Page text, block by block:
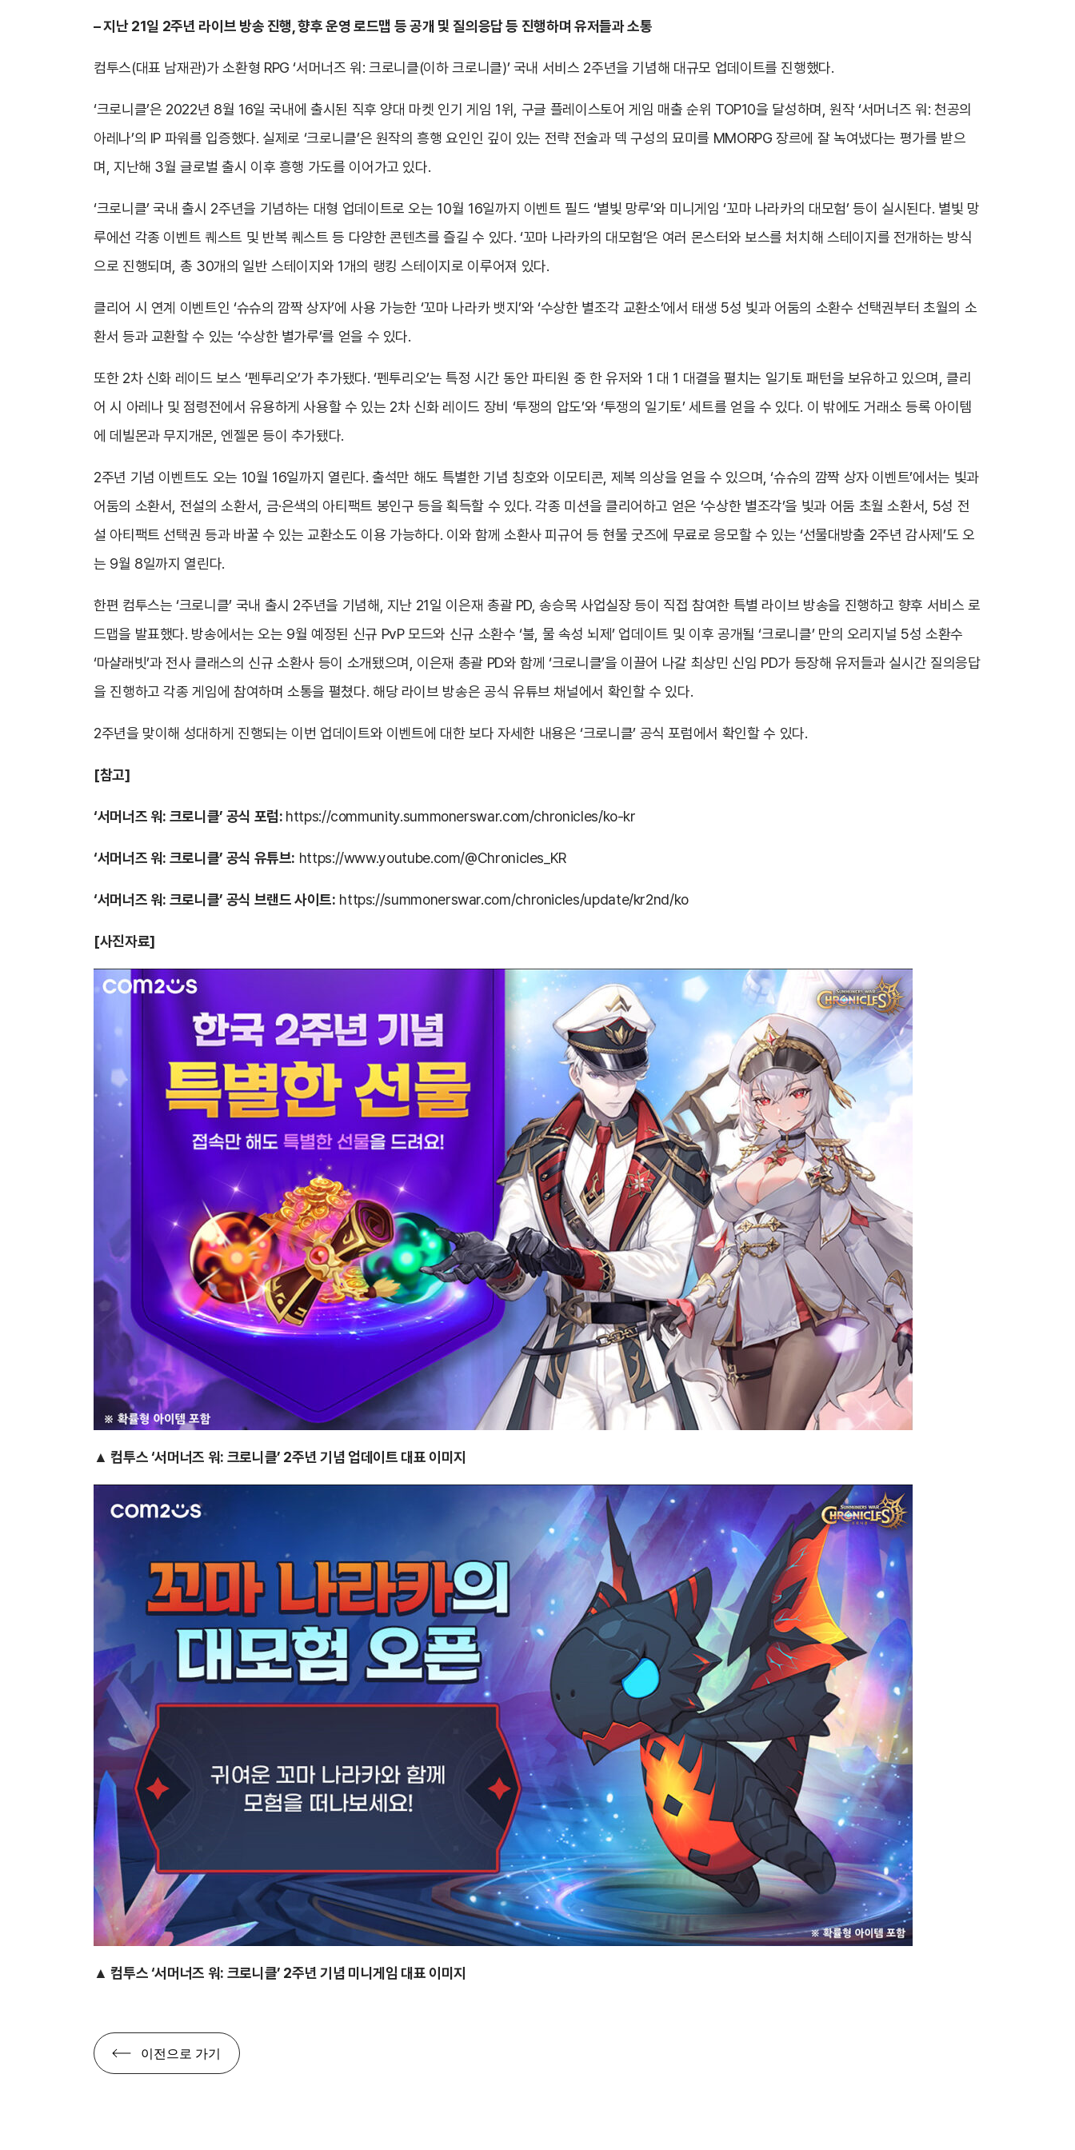
– 지난 21일 2주년 라이브 방송 진행, 향후 운영 로드맵 등 공개 및 질의응답 등 진행하며 유저들과 소통
컴투스(대표 남재관)가 소환형 RPG ‘서머너즈 워: 크로니클(이하 크로니클)’ 국내 서비스 2주년을 기념해 대규모 업데이트를 진행했다.
‘크로니클’은 2022년 8월 16일 국내에 출시된 직후 양대 마켓 인기 게임 1위, 구글 플레이스토어 게임 매출 순위 TOP10을 달성하며, 원작 ‘서머너즈 워: 천공의
아레나’의 IP 파워를 입증했다. 실제로 ‘크로니클’은 원작의 흥행 요인인 깊이 있는 전략 전술과 덱 구성의 묘미를 MMORPG 장르에 잘 녹여냈다는 평가를 받으
며, 지난해 3월 글로벌 출시 이후 흥행 가도를 이어가고 있다.
‘크로니클’ 국내 출시 2주년을 기념하는 대형 업데이트로 오는 10월 16일까지 이벤트 필드 ‘별빛 망루’와 미니게임 ‘꼬마 나라카의 대모험’ 등이 실시된다. 별빛 망
루에선 각종 이벤트 퀘스트 및 반복 퀘스트 등 다양한 콘텐츠를 즐길 수 있다. ‘꼬마 나라카의 대모험’은 여러 몬스터와 보스를 처치해 스테이지를 전개하는 방식
으로 진행되며, 총 30개의 일반 스테이지와 1개의 랭킹 스테이지로 이루어져 있다.
클리어 시 연계 이벤트인 ‘슈슈의 깜짝 상자’에 사용 가능한 ‘꼬마 나라카 뱃지’와 ‘수상한 별조각 교환소’에서 태생 5성 빛과 어둠의 소환수 선택권부터 초월의 소
환서 등과 교환할 수 있는 ‘수상한 별가루’를 얻을 수 있다.
또한 2차 신화 레이드 보스 ‘펜투리오’가 추가됐다. ‘펜투리오’는 특정 시간 동안 파티원 중 한 유저와 1 대 1 대결을 펼치는 일기토 패턴을 보유하고 있으며, 클리
어 시 아레나 및 점령전에서 유용하게 사용할 수 있는 2차 신화 레이드 장비 ‘투쟁의 압도’와 ‘투쟁의 일기토’ 세트를 얻을 수 있다. 이 밖에도 거래소 등록 아이템
에 데빌몬과 무지개몬, 엔젤몬 등이 추가됐다.
2주년 기념 이벤트도 오는 10월 16일까지 열린다. 출석만 해도 특별한 기념 칭호와 이모티콘, 제복 의상을 얻을 수 있으며, ‘슈슈의 깜짝 상자 이벤트’에서는 빛과
어둠의 소환서, 전설의 소환서, 금·은색의 아티팩트 봉인구 등을 획득할 수 있다. 각종 미션을 클리어하고 얻은 ‘수상한 별조각’을 빛과 어둠 초월 소환서, 5성 전
설 아티팩트 선택권 등과 바꿀 수 있는 교환소도 이용 가능하다. 이와 함께 소환사 피규어 등 현물 굿즈에 무료로 응모할 수 있는 ‘선물대방출 2주년 감사제’도 오
는 9월 8일까지 열린다.
한편 컴투스는 ‘크로니클’ 국내 출시 2주년을 기념해, 지난 21일 이은재 총괄 PD, 송승목 사업실장 등이 직접 참여한 특별 라이브 방송을 진행하고 향후 서비스 로
드맵을 발표했다. 방송에서는 오는 9월 예정된 신규 PvP 모드와 신규 소환수 ‘불, 물 속성 뇌제’ 업데이트 및 이후 공개될 ‘크로니클’ 만의 오리지널 5성 소환수
‘마샬래빗’과 전사 클래스의 신규 소환사 등이 소개됐으며, 이은재 총괄 PD와 함께 ‘크로니클’을 이끌어 나갈 최상민 신임 PD가 등장해 유저들과 실시간 질의응답
을 진행하고 각종 게임에 참여하며 소통을 펼쳤다. 해당 라이브 방송은 공식 유튜브 채널에서 확인할 수 있다.
2주년을 맞이해 성대하게 진행되는 이번 업데이트와 이벤트에 대한 보다 자세한 내용은 ‘크로니클’ 공식 포럼에서 확인할 수 있다.
[참고]
‘서머너즈 워: 크로니클’ 공식 포럼: https://community.summonerswar.com/chronicles/ko-kr
‘서머너즈 워: 크로니클’ 공식 유튜브: https://www.youtube.com/@Chronicles_KR
‘서머너즈 워: 크로니클’ 공식 브랜드 사이트: https://summonerswar.com/chronicles/update/kr2nd/ko
[사진자료]
▲ 컴투스 ‘서머너즈 워: 크로니클’ 2주년 기념 업데이트 대표 이미지
▲ 컴투스 ‘서머너즈 워: 크로니클’ 2주년 기념 미니게임 대표 이미지
이전으로 가기